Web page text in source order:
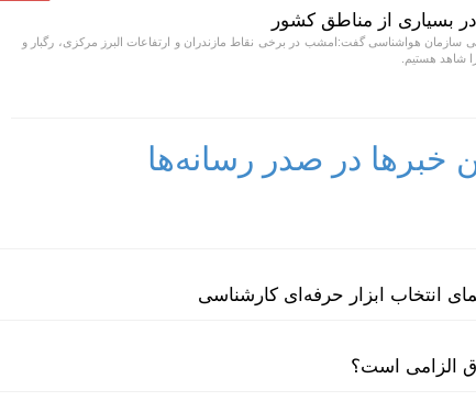
بسیاری از مناطق کشور
سازمان هواشناسی گفت:امشب در برخی نقاط مازندران و ارتفاعات البرز مرکزی، رگبار و
شاهد هستیم.
خبرها در صدر رسانه‌ها
انتخاب ابزار حرفه‌ای کارشناسی
الزامی است؟